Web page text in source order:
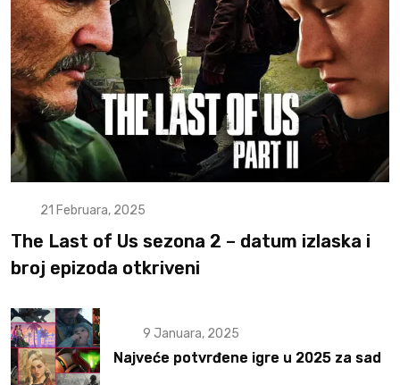
21 Februara, 2025
The Last of Us sezona 2 – datum izlaska i
broj epizoda otkriveni
9 Januara, 2025
Najveće potvrđene igre u 2025 za sad